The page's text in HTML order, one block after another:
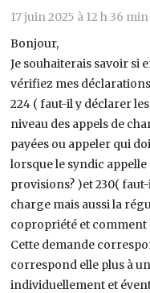
17 juin 2025 à 12 h 36 min
Bonjour,
Je souhaiterais savoir si
vérifiez mes
224 ( faut-il y déclarer
niveau des appels de
payées ou appeler qui
lorsque le syndic appelle
provisions? )et 230(
charge mais aussi la
copropriété et comment
Cette demande
correspond elle plus à
individuellement et